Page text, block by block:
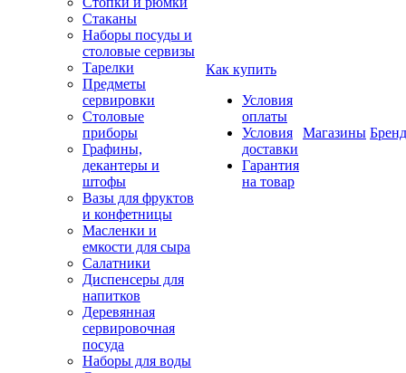
Стаканы
Наборы посуды и
столовые сервизы
Тарелки
Предметы
сервировки
Столовые
приборы
Графины,
декантеры и
штофы
Вазы для фруктов
и конфетницы
Масленки и
емкости для сыра
Салатники
Диспенсеры для
напитков
Деревянная
сервировочная
посуда
Наборы для воды
Как купить
Условия
оплаты
Условия
доставки
Гарантия
на товар
Магазины